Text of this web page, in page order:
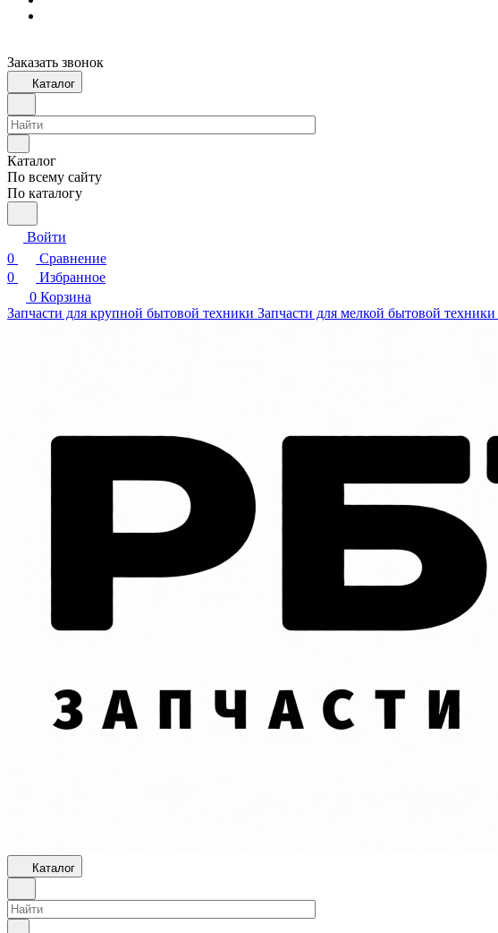
Заказать звонок
Каталог
Каталог
По всему сайту
По каталогу
Войти
0
Сравнение
0
Избранное
0 Корзина
Запчасти для крупной бытовой техники Запчасти для мелкой бытовой техники
Каталог